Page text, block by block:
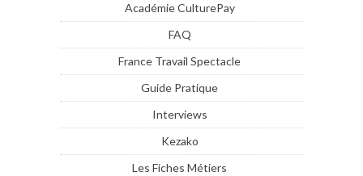
Académie CulturePay
FAQ
France Travail Spectacle
Guide Pratique
Interviews
Kezako
Les Fiches Métiers